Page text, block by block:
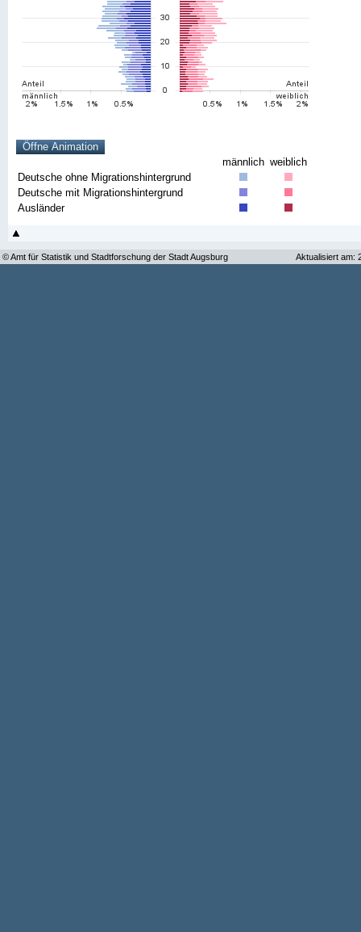
männlich weiblich
Deutsche ohne Migrationshintergrund
Deutsche mit Migrationshintergrund
Ausländer
© Amt für Statistik und Stadtforschung der Stadt Augsburg Aktualisiert am: